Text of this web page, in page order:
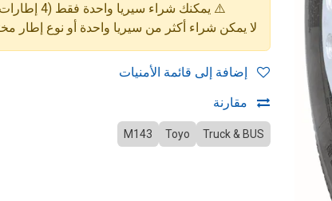
⚠️ يمكنك شراء سيريا واحدة فقط (4 إطارات) في كل طلب.
لا يمكن شراء أكثر من سيريا واحدة أو نوع
مقارنة
Truck & BUS
Toyo
M143